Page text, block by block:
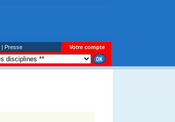
| Presse Votre compte